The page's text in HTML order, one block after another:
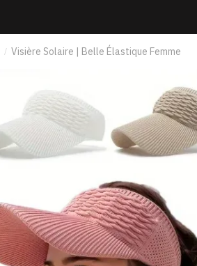
/ Visière Solaire | Belle Élastique Femme